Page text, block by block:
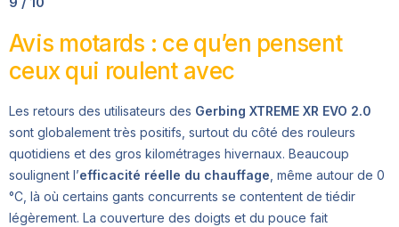
Avis motards : ce qu’en pensent
ceux qui roulent avec
Les retours des utilisateurs des Gerbing XTREME XR EVO 2.0
sont globalement très positifs, surtout du côté des rouleurs
quotidiens et des gros kilométrages hivernaux. Beaucoup
soulignent l’efficacité réelle du chauffage , même autour de 0
°C, là où certains gants concurrents se contentent de tiédir
légèrement. La couverture des doigts et du pouce fait